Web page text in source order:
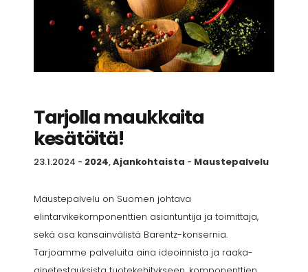
Tarjolla maukkaita
kesätöitä!
23.1.2024 - 2024,Ajankohtaista - Maustepalvelu
Maustepalvelu on Suomen johtava
elintarvikekomponenttien asiantuntija ja toimittaja,
sekä osa kansainvälistä Barentz-konsernia.
Tarjoamme palveluita aina ideoinnista ja raaka-